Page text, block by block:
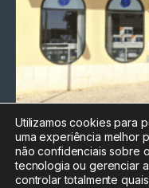
Utilizamos cookies para
uma experiência melhor
não confidenciais sobre
tecnologia ou gerenciar
controlar totalmente